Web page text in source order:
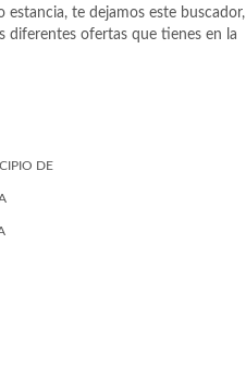
estancia, te dejamos este buscador,
diferentes ofertas que tienes en la
DE